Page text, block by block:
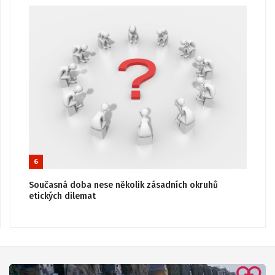
6
Současná doba nese několik zásadních okruhů
etických dilemat